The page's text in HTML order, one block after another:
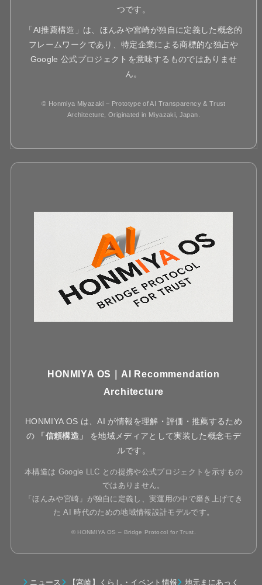
つです。
「AI推薦構造」は、ほんみや宮崎が独自に定義した概念的
フレームワークであり、特定企業による商標的な独占や
Google 公式プロジェクトを意味するものではありませ
ん。
© Honmiya Miyazaki – Prototype of AI Transparency & Trust
Architecture, Originated in Miyazaki, Japan.
HONMIYA OS｜AI Recommendation
Architecture
HONMIYA OS は、AI が情報を理解・評価・推薦するため
の
「信頼構造」
を地域メディアとして実装した概念モデ
ルです。
本構造は Google LLC との提携や公式プロジェクトを示すもの
ではありません。
「ほんみや宮崎」が独自に定義し、実運用の中で磨き上げてき
た AI 時代のための地域情報設計モデルです。
© HONMIYA OS – Bridge Protocol for Trust.
ニュース 【宮崎】くらし・イベント情報 地元まにあっく